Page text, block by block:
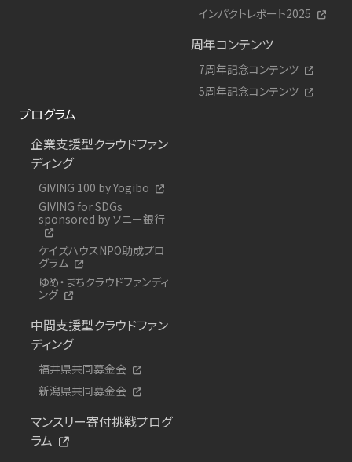
インパクトレポート2025
周年コンテンツ
7周年記念コンテンツ
5周年記念コンテンツ
プログラム
企業支援型クラウドファン
ディング
GIVING 100 by Yogibo
GIVING for SDGs
sponsored by ソニー銀行
ケイズハウスNPO助成プロ
グラム
ゆめ・まちクラウドファンディ
ング
中間支援型クラウドファン
ディング
福井県共同募金会
新潟県共同募金会
マンスリー寄付挑戦プログ
ラム